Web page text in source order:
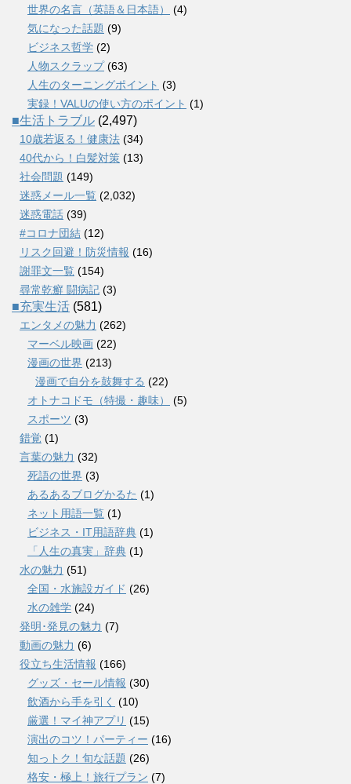
世界の名言（英語＆日本語）
(4)
気になった話題 (9)
ビジネス哲学 (2)
人物スクラップ(63)
人生のターニングポイント (3)
実録！VALUの使い方のポイント (1)
■生活トラブル (2,497)
10歳若返る！健康法 (34)
40代から！白髪対策 (13)
社会問題 (149)
迷惑メール一覧 (2,032)
迷惑電話 (39)
#コロナ団結 (12)
リスク回避！防災情報 (16)
謝罪文一覧 (154)
尋常乾癬 闘病記 (3)
■充実生活 (581)
エンタメの魅力 (262)
マーベル映画 (22)
漫画の世界 (213)
漫画で自分を鼓舞する (22)
オトナコドモ（特撮・趣味）
(5)
スポーツ (3)
錯覚 (1)
言葉の魅力 (32)
死語の世界 (3)
あるあるブログかるた (1)
ネット用語一覧 (1)
ビジネス・IT用語辞典 (1)
「人生の真実」辞典 (1)
水の魅力 (51)
全国・水施設ガイド (26)
水の雑学 (24)
発明･発見の魅力 (7)
動画の魅力 (6)
役立ち生活情報 (166)
グッズ・セール情報 (30)
飲酒から手を引く (10)
厳選！マイ神アプリ (15)
演出のコツ！パーティー (16)
知っトク！旬な話題 (26)
格安・極上！旅行プラン (7)